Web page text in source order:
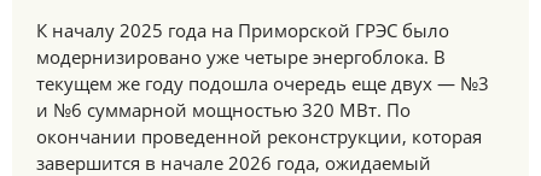
К началу 2025 года на Приморской ГРЭС было
модернизировано уже четыре энергоблока. В
текущем же году подошла очередь еще двух — №3
и №6 суммарной мощностью 320 МВт. По
окончании проведенной реконструкции, которая
завершится в начале 2026 года, ожидаемый